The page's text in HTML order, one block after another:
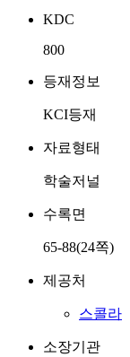
KDC
800
등재정보
KCI등재
자료형태
학술저널
수록면
65-88(24쪽)
제공처
스콜라
소장기관